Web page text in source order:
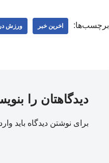
برچسب‌ها: اخرین خبر ورزش در
دیدگاهتان را
برای نوشتن دیدگاه باید